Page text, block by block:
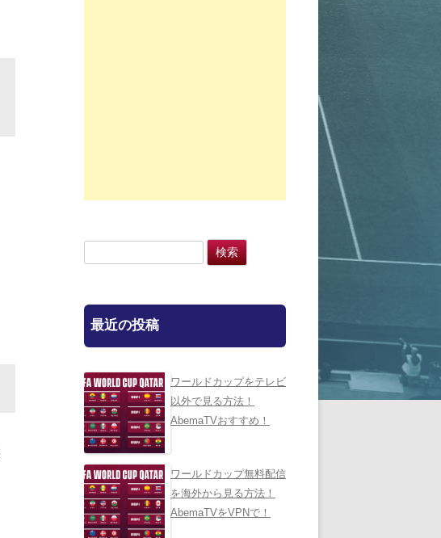
索:
最近の投稿
ワールドカップをテレビ
以外で見る方法！
AbemaTVおすすめ！
ワールドカップ無料配信
を海外から見る方法！
AbemaTVをVPNで！